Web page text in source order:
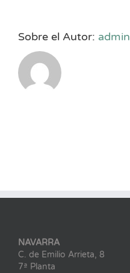
Sobre el Autor: admin
NAVARRA
C. de Emilio Arrieta, 8
7ª Planta